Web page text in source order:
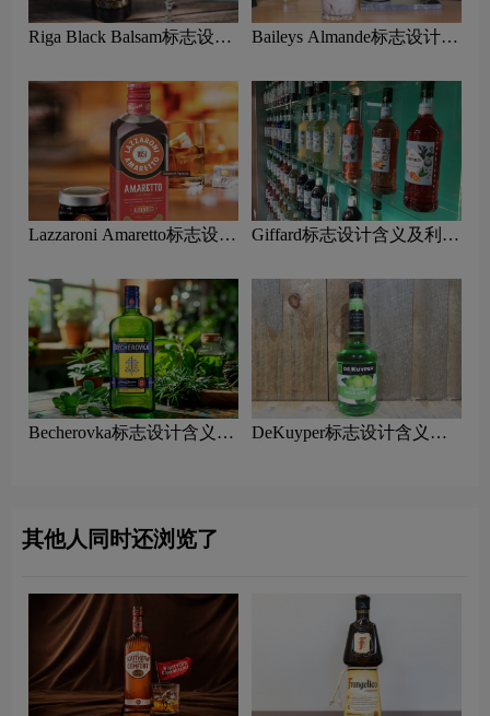
Riga Black Balsam标志设计
Baileys Almande标志设计含
Lazzaroni Amaretto标志设计
Giffard标志设计含义及利口
Becherovka标志设计含义及
DeKuyper标志设计含义及
其他人同时还浏览了